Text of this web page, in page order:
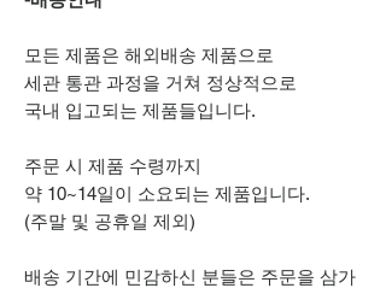
모든 제품은 해외배송 제품으로
세관 통관 과정을 거쳐 정상적으로
국내 입고되는 제품들입니다.
주문 시 제품 수령까지
약 10~14일이 소요되는 제품입니다.
(주말 및 공휴일 제외)
배송 기간에 민감하신 분들은 주문을 삼가